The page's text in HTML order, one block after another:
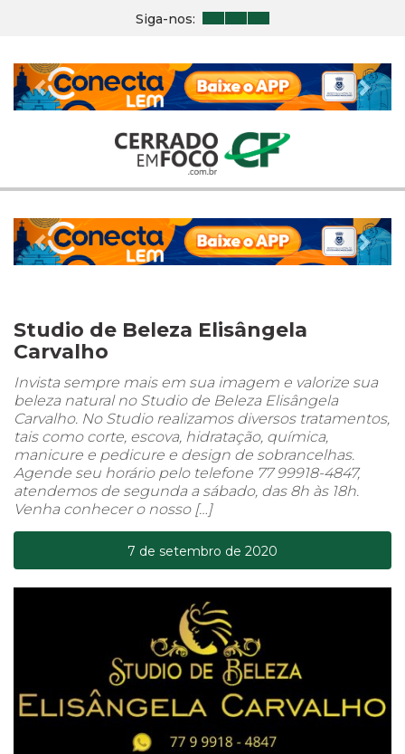
Siga-nos:
Previous Next
Previous Next
Studio de Beleza Elisângela
Carvalho
Invista sempre mais em sua imagem e valorize sua
beleza natural no Studio de Beleza Elisângela
Carvalho. No Studio realizamos diversos tratamentos,
tais como corte, escova, hidratação, química,
manicure e pedicure e design de sobrancelhas.
Agende seu horário pelo telefone 77 99918-4847,
atendemos de segunda a sábado, das 8h às 18h.
Venha conhecer o nosso […]
7 de setembro de 2020